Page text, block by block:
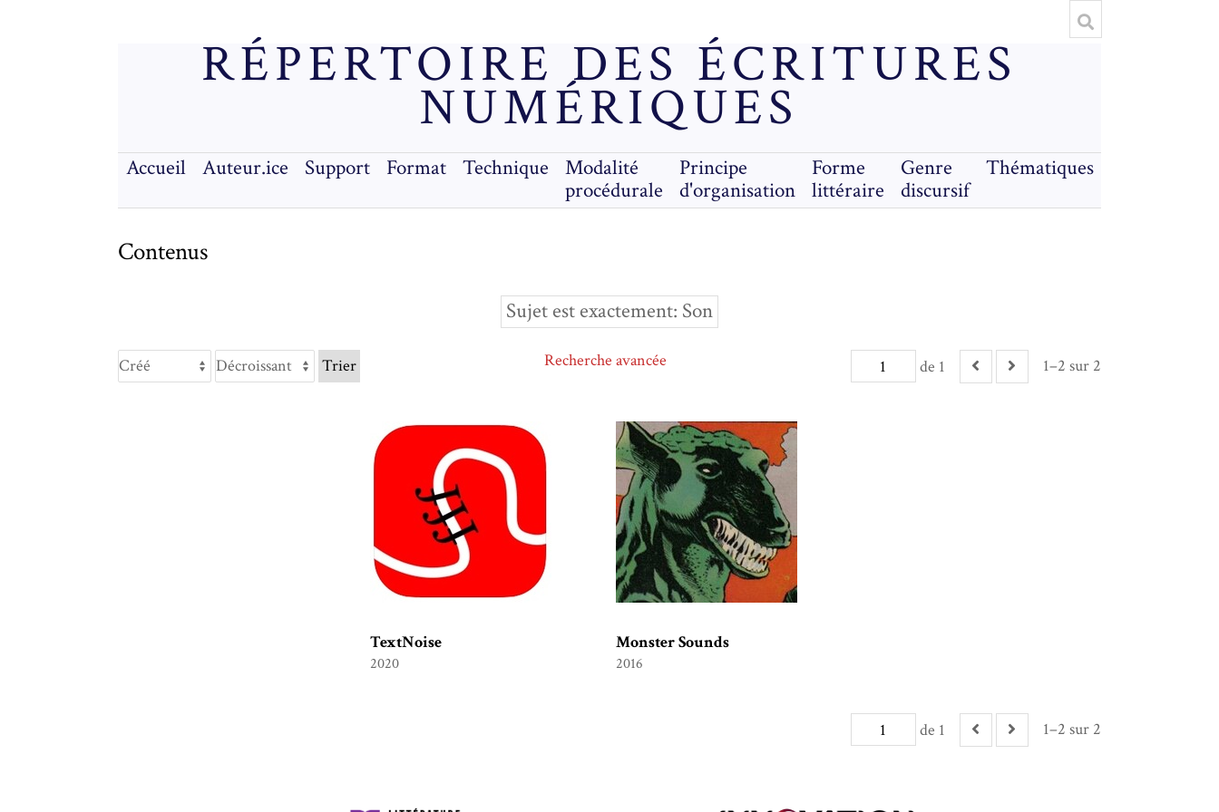
RÉPERTOIRE DES ÉCRITURES
NUMÉRIQUES
Accueil Auteur.ice Support Format Technique
Modalité
procédurale
Principe
d'organisation
Forme
littéraire
Genre
discursif
Thématiques
Contenus
Sujet est exactement Son
de 1 1–2 sur 2
Recherche avancée
Trier
TextNoise
2020
Monster Sounds
2016
de 1 1–2 sur 2